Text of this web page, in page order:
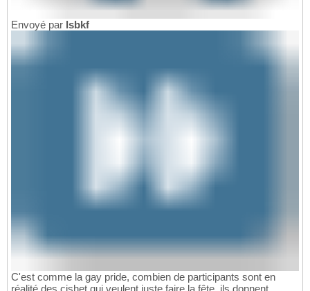
Envoyé par lsbkf
C'est comme la gay pride, combien de participants sont en
réalité des cishet qui veulent juste faire la fête, ils donnent